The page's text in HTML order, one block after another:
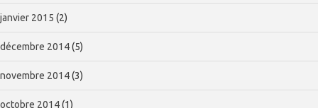
janvier 2015 (2)
décembre 2014(5)
novembre 2014(3)
octobre 2014(1)